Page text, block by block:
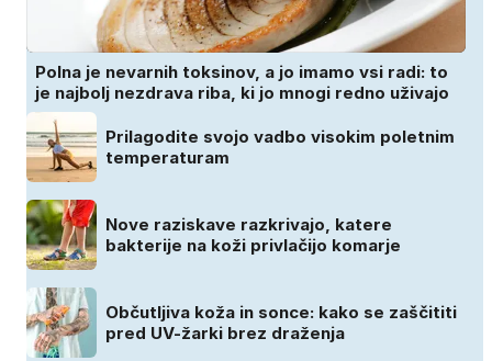
Polna je nevarnih toksinov, a jo imamo vsi radi: to
je najbolj nezdrava riba, ki jo mnogi redno uživajo
Prilagodite svojo vadbo visokim poletnim
temperaturam
Nove raziskave razkrivajo, katere
bakterije na koži privlačijo komarje
Občutljiva koža in sonce: kako se zaščititi
pred UV-žarki brez draženja